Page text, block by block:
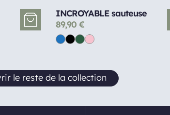
INCROYABLE sauteuse
89,90 €
le reste de la collection